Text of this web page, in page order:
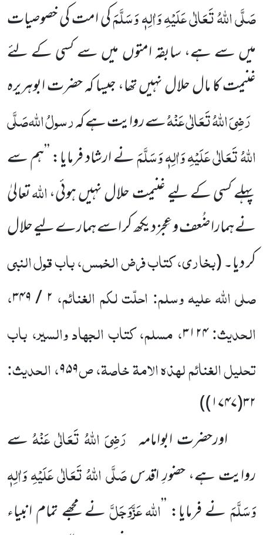
صَلَّی اللہُ تَعَالٰی عَلَیْہِ وَاٰلِہٖ وَسَلَّمَکی امت کی خصوصیات
میں سے ہے، سابقہ امتوں میں سے کسی کے لئے
غنیمت کا مال حلال نہیں تھا، جیسا کہ حضرت ابوہریرہ
رَضِیَ اللہُ تَعَالٰی عَنْہُسے روایت ہے کہرسولُ اللہصَلَّی
اللہُ تَعَالٰی عَلَیْہِ وَاٰلِہٖ وَسَلَّمَنے ارشاد فرمایا: ’’ہم سے
پہلے کسی کے لیے غنیمت حلال نہیں ہوئی،اللہتعالیٰ
نے ہمارا ضُعف و عِجز دیکھ کر اسے ہمارے لیے حلال
کر دیا۔(بخاری، کتاب فرض الخمس، باب قول النبی
صلی اللہ علیہ وسلم: احلّت لکم الغنائم، ۲ / ۳۴۹
،
الحدیث:۳۱۲۴، مسلم، کتاب الجہاد والسیر، باب
تحلیل الغنائم لہذہ الامۃ خاصۃ، ص۹۵۹، الحدیث:
۳۲(۱۷۴۷)
)
اورحضرت ابوامامہ رَضِیَ اللہُ تَعَالٰی عَنْہُسے
روایت ہے، حضورِ اقدسصَلَّی اللہُ تَعَالٰی عَلَیْہِ وَاٰلِہٖ
وَسَلَّمَنے فرمایا: ’’اللہعَزَّوَجَلَّنے مجھے تمام انبیاء